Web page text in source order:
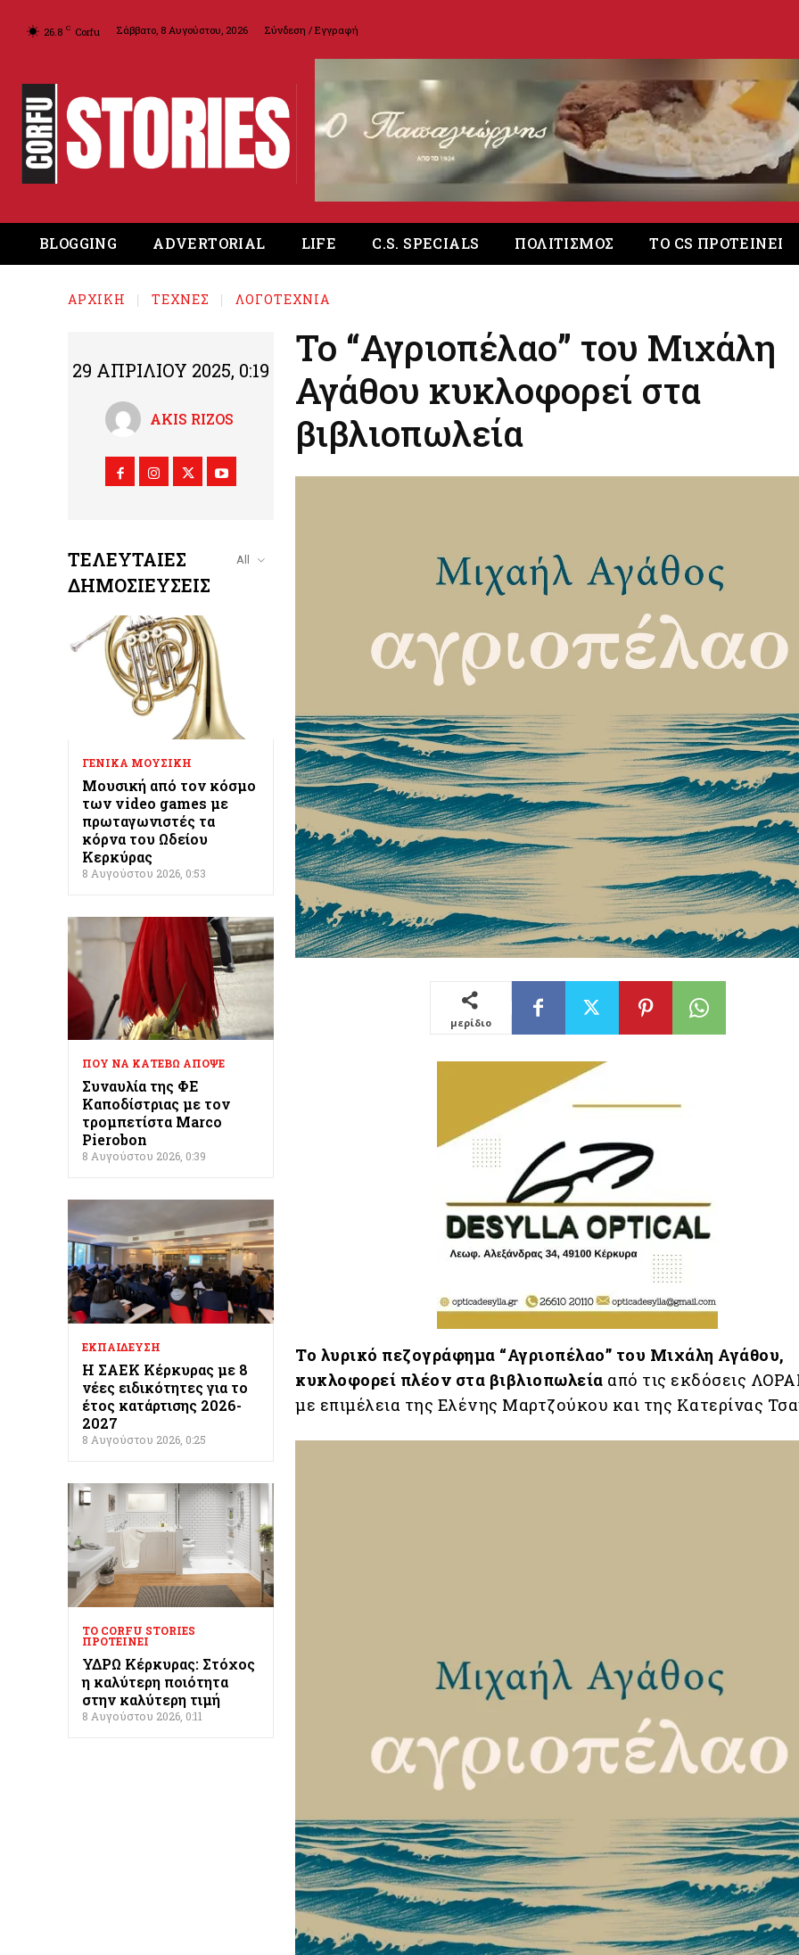
26.8 C Corfu Σάββατο, 8 Αυγούστου, 2026 Σύνδεση / Εγγραφή
BLOGGING ADVERTORIAL LIFE C.S. SPECIALS ΠΟΛΙΤΙΣΜΟΣ ΤΟ CS ΠΡΟΤΕΙΝΕΙ
ΑΡΧΙΚΉ ΤΕΧΝΕΣ ΛΟΓΟΤΕΧΝΙΑ
29 ΑΠΡΙΛΊΟΥ 2025, 0:19
AKIS RIZOS
ΤΕΛΕΥΤΑΊΕΣ
ΔΗΜΟΣΙΕΎΣΕΙΣ
All
ΓΕΝΙΚΑ ΜΟΥΣΙΚΗ
Μουσική από τον κόσμο
των video games με
πρωταγωνιστές τα
κόρνα του Ωδείου
Κερκύρας
8 Αυγούστου 2026, 0:53
ΠΟΥ ΝΑ ΚΑΤΕΒΩ ΑΠΟΨΕ
Συναυλία της ΦΕ
Καποδίστριας με τον
τρομπετίστα Marco
Pierobon
8 Αυγούστου 2026, 0:39
ΕΚΠΑΙΔΕΥΣΗ
Η ΣΑΕΚ Κέρκυρας με 8
νέες ειδικότητες για το
έτος κατάρτισης 2026-
2027
8 Αυγούστου 2026, 0:25
ΤΟ CORFU STORIES
ΠΡΟΤΕΊΝΕΙ
ΥΔΡΩ Κέρκυρας: Στόχος
η καλύτερη ποιότητα
στην καλύτερη τιμή
8 Αυγούστου 2026, 0:11
Το “Αγριοπέλαο” του Μιχάλη
Αγάθου κυκλοφορεί στα
βιβλιοπωλεία
μερίδιο
Το λυρικό πεζογράφημα “Αγριοπέλαο” του Μιχάλη Αγάθου,
κυκλοφορεί πλέον στα βιβλιοπωλεία από τις εκδόσεις
με επιμέλεια της Ελένης Μαρτζούκου και της Κατερίνας